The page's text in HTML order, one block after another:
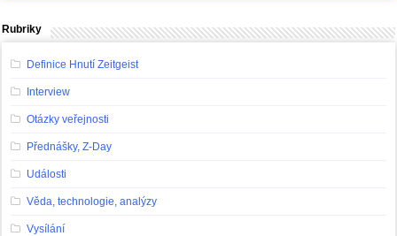
Rubriky
Definice Hnutí Zeitgeist
Interview
Otázky veřejnosti
Přednášky, Z-Day
Události
Věda, technologie, analýzy
Vysílání